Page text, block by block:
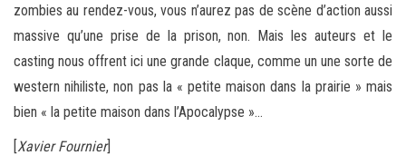
zombies au rendez-vous, vous n’aurez pas de scène d’action aussi
massive qu’une prise de la prison, non. Mais les auteurs et le
casting nous offrent ici une grande claque, comme un une sorte de
western nihiliste, non pas la « petite maison dans la prairie » mais
bien « la petite maison dans l’Apocalypse »…
[Xavier Fournier]